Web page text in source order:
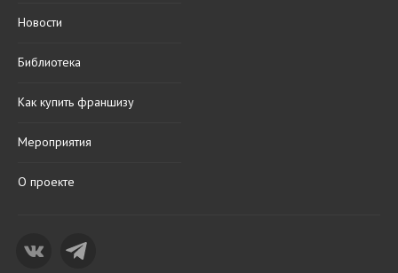
Новости
Библиотека
Как купить франшизу
Мероприятия
О проекте